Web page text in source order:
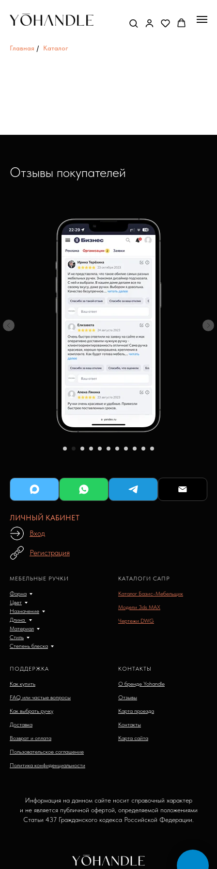
Главная / Каталог
Отзывы покупателей
ЛИЧНЫЙ КАБИНЕТ
Вход
Регистрация
МЕБЕЛЬНЫЕ РУЧКИ
Форма
Цвет
Назначение
Длина
Материал
Стиль
Степень блеска
КАТАЛОГИ САПР
Каталог Базис-Мебельщик
Модели 3ds MAX
Чертежи DWG
ПОДДЕРЖКА
Как купить
FAQ или частые вопросы
Как выбрать ручку
Доставка
Возврат и оплата
Пользовательское соглашение
Политика конфиденциальности
КОНТАКТЫ
О бренде Yohandle
Отзывы
Карта проезда
Контакты
Карта сайта
Информация на данном сайте носит справочный характер
и не является публичной офертой, определяемой положениями
Статьи 437 Гражданского кодекса Российской Федерации.